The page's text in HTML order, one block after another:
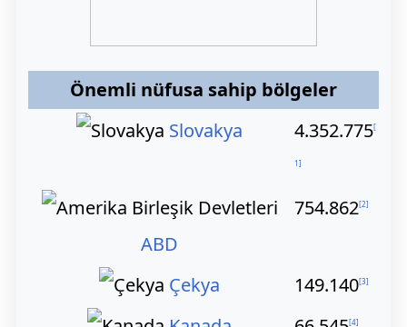
Önemli nüfusa sahip bölgeler
Slovakya
4.352.775[
1]
ABD
754.862[2]
Çekya 149.140[3]
[4]